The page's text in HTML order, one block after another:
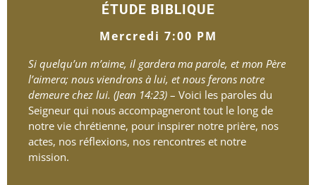
ÉTUDE BIBLIQUE
Mercredi 7:00 PM
Si quelqu’un m’aime, il gardera ma parole, et mon Père
l’aimera; nous viendrons à lui, et nous ferons notre
demeure chez lui. (Jean 14:23) – Voici les paroles du
Seigneur qui nous accompagneront tout le long de
notre vie chrétienne, pour inspirer notre prière, nos
actes, nos réflexions, nos rencontres et notre
mission.